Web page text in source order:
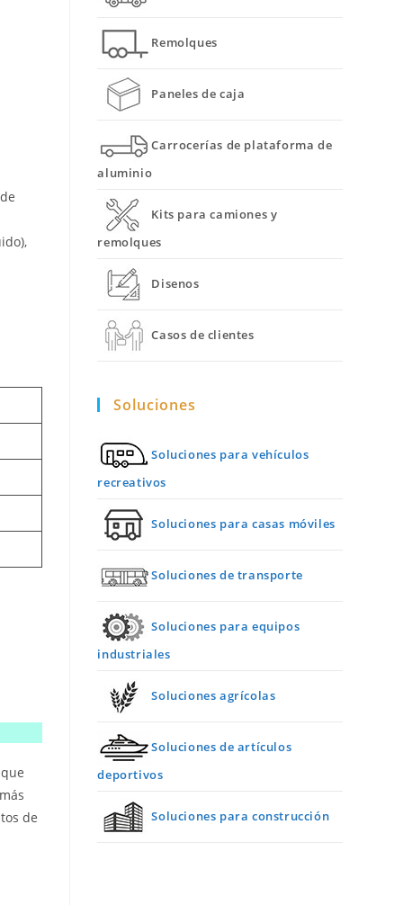
de
Remolques
Paneles de caja
Carrocerías de plataforma de
aluminio
Kits para camiones y
remolques
Disenos
Casos de clientes
Soluciones
Soluciones para vehículos
recreativos
Soluciones para casas móviles
Soluciones de transporte
Soluciones para equipos
industriales
Soluciones agrícolas
Soluciones de artículos
deportivos
Soluciones para construcción